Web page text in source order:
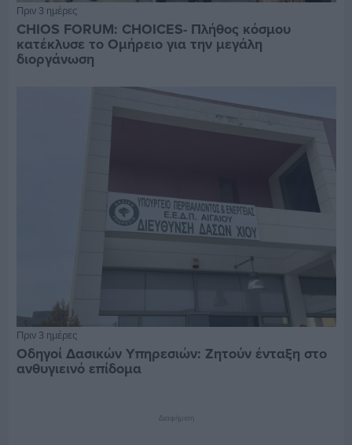
Πριν 3 ημέρες
CHIOS FORUM: CHOICES- Πλήθος κόσμου
κατέκλυσε το Ομήρειο για την μεγάλη
διοργάνωση
Πριν 3 ημέρες
Οδηγοί Δασικών Υπηρεσιών: Ζητούν ένταξη στο
ανθυγιεινό επίδομα
Διαφήμιση